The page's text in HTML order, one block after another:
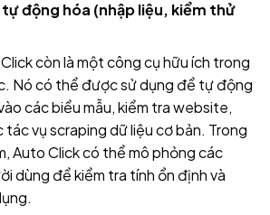
động hóa (nhập liệu, kiểm thử
còn là một công cụ hữu ích trong
Nó có thể được sử dụng để tự động
các biểu mẫu, kiểm tra website,
vụ scraping dữ liệu cơ bản. Trong
Auto Click có thể mô phỏng các
dùng để kiểm tra tính ổn định và